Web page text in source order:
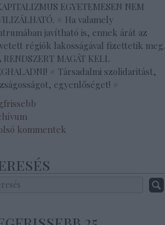
EGYETEMESEN NEM
# Ha valamely
javítható is, ennek árát az
régiók lakosságával fizettetik meg.
RENDSZERT MAGÁT KELL
# Társadalmi szolidaritást,
egyenlőséget! #
kommentek